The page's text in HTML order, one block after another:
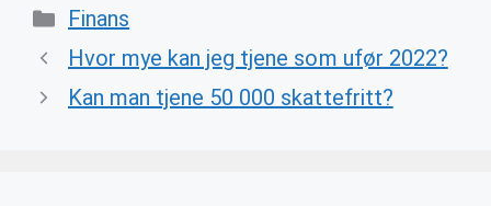
Categories
Finans
Hvor mye kan jeg tjene som ufør 2022?
Kan man tjene 50 000 skattefritt?